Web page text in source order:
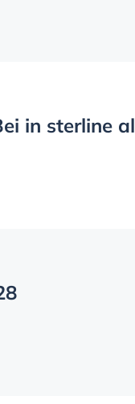
in sterline al